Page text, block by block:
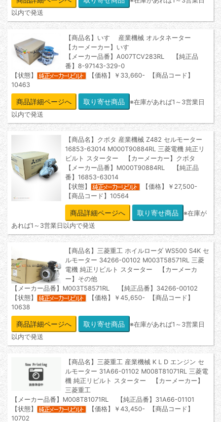
以内で発送
【商品名】いすゞ 産業機械 オルタネーター
【カーメーカー】いすゞ
【メーカー品番】A007TCV283RL 【純正品
番】8-97143-329-0
【状態】
【価格】￥33,660- 【商品コード】
10463
商品詳細ページへ
※在庫があれば1～3営業日
以内で発送
【商品名】クボタ 産業機械 Z482 セルモーター
16853-63014 M000T90884RL 三菱電機 純正リ
ビルト スターター 【カーメーカー】クボタ
【メーカー品番】M000T90884RL 【純正品
番】16853-63014
【状態】
【価格】￥27,500-
【商品コード】10564
商品詳細ページへ
※在庫が
あれば1～3営業日以内で発送
【商品名】三菱重工 ホイルローダ WS500 S4K セ
ルモーター 34266-00102 M003T58571RL 三菱
電機 純正リビルト スターター 【カーメーカ
ー】その他
【メーカー品番】M003T58571RL 【純正品番】34266-00102
【状態】
【価格】￥45,650- 【商品コード】
10638
商品詳細ページへ
※在庫があれば1～3営業日
以内で発送
【商品名】三菱重工 産業機械 K L D エンジン セ
ルモーター 31A66-01102 M008T81071RL 三菱電
機 純正リビルト スターター 【カーメーカー】
三菱重工
【メーカー品番】M008T81071RL 【純正品番】31A66-01101
【状態】
【価格】￥43,450- 【商品コード】
10702